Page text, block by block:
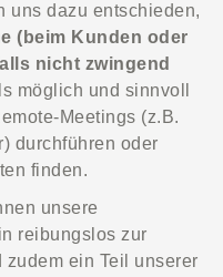
uns dazu entschieden,
(beim Kunden oder
nicht zwingend
möglich und sinnvoll
Meetings (z.B.
durchführen oder
finden.
unsere
reibungslos zur
ein Teil unserer